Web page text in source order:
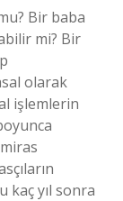
Bir baba
mi? Bir
olarak
işlemlerin
kaç yıl sonra